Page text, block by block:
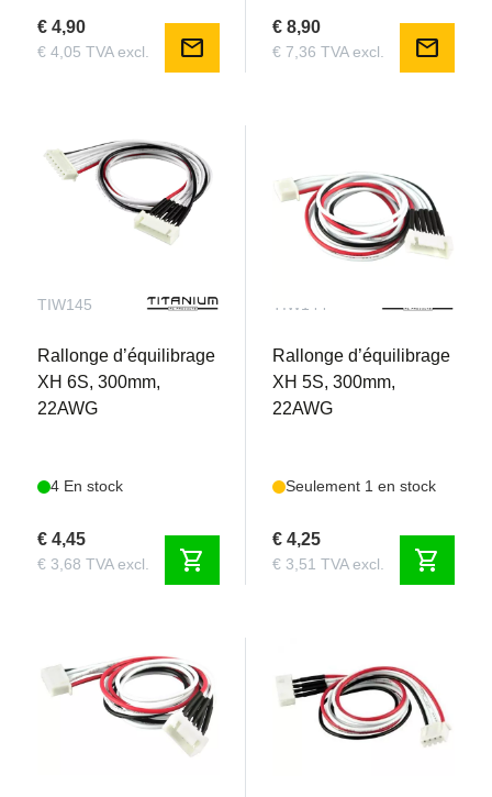
€ 4,90
€ 4,05 TVA excl. mail
€ 8,90
€ 7,36 TVA excl. mail
TIW145
Rallonge d’équilibrage
XH 6S, 300mm,
22AWG
4 En stock
€ 4,45
€ 3,68 TVA excl. shopping_cart
TIW144
Rallonge d’équilibrage
XH 5S, 300mm,
22AWG
Seulement 1 en stock
€ 4,25
€ 3,51 TVA excl. shopping_cart